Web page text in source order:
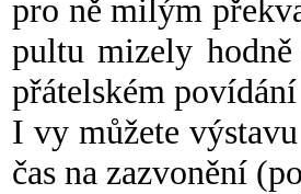
pro ně milým
pultu mizely
přátelském
I vy můžete
čas na zazvonění